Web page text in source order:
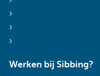
Werken bij Sibbing?